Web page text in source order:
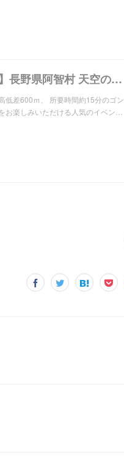
STARRY NIGHT FES 2026 | 【日本一の星空】長野県阿智村 天空の楽園 ナイトツアー スペシャルイベント
低差600ｍ、 所要時間約15分のゴン
お楽しみいただける人気のイベン…